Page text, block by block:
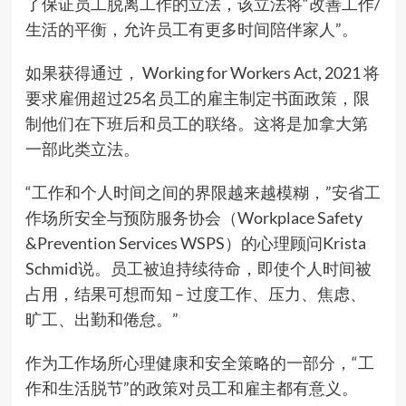
生活的平衡，允许员工有更多时间陪伴家人”。
如果获得通过， Working for Workers Act, 2021 将
要求雇佣超过25名员工的雇主制定书面政策，限
制他们在下班后和员工的联络。这将是加拿大第
一部此类立法。
“工作和个人时间之间的界限越来越模糊，”安省工
作场所安全与预防服务协会（Workplace Safety
&Prevention Services WSPS）的心理顾问Krista
Schmid说。员工被迫持续待命，即使个人时间被
占用，结果可想而知 – 过度工作、压力、焦虑、
旷工、出勤和倦怠。”
作为工作场所心理健康和安全策略的一部分，“工
作和生活脱节”的政策对员工和雇主都有意义。